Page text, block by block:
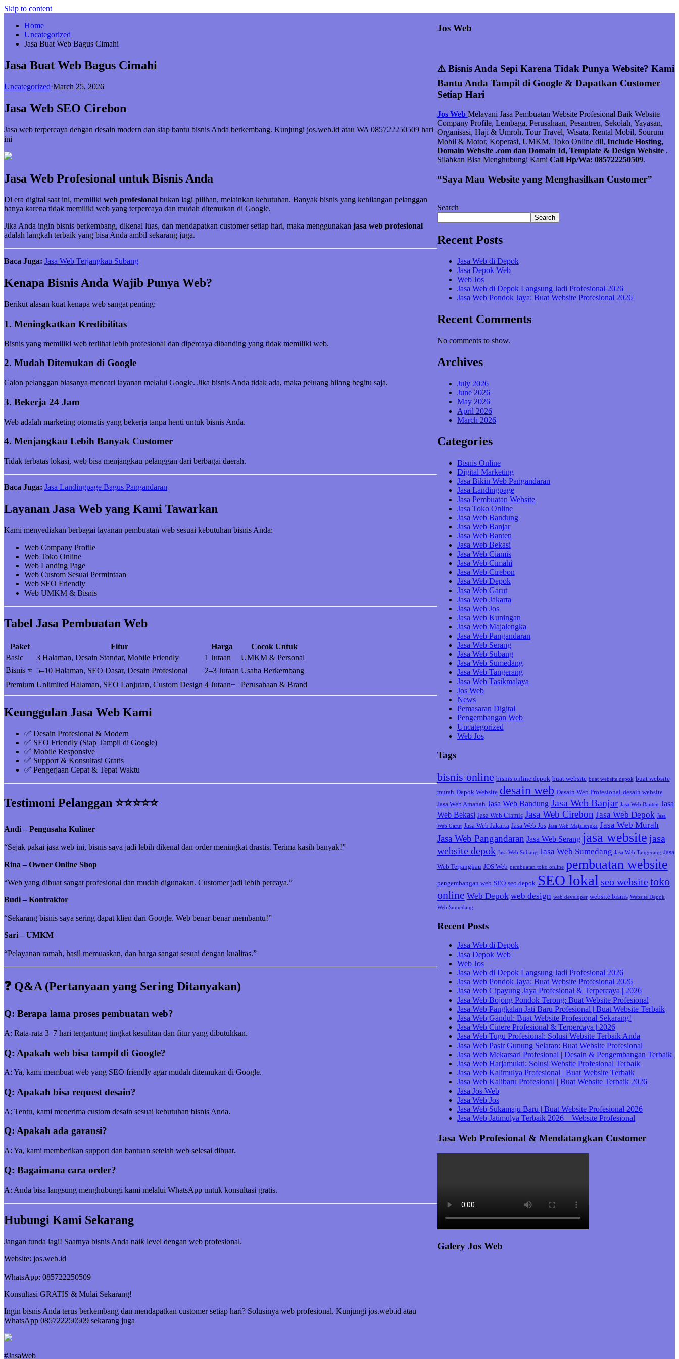
Skip to content
Home
Uncategorized
Jasa Buat Web Bagus Cimahi
Jasa Buat Web Bagus Cimahi
Uncategorized·March 25, 2026
Jasa Web SEO Cirebon
Jasa web terpercaya dengan desain modern dan siap bantu bisnis Anda berkembang. Kunjungi jos.web.id atau WA 085722250509 hari
ini
Jasa Web Profesional untuk Bisnis Anda
Di era digital saat ini, memiliki web profesional bukan lagi pilihan, melainkan kebutuhan. Banyak bisnis yang kehilangan pelanggan
hanya karena tidak memiliki web yang terpercaya dan mudah ditemukan di Google.
Jika Anda ingin bisnis berkembang, dikenal luas, dan mendapatkan customer setiap hari, maka menggunakan jasa web profesional
adalah langkah terbaik yang bisa Anda ambil sekarang juga.
Baca Juga: Jasa Web Terjangkau Subang
Kenapa Bisnis Anda Wajib Punya Web?
Berikut alasan kuat kenapa web sangat penting:
1. Meningkatkan Kredibilitas
Bisnis yang memiliki web terlihat lebih profesional dan dipercaya dibanding yang tidak memiliki web.
2. Mudah Ditemukan di Google
Calon pelanggan biasanya mencari layanan melalui Google. Jika bisnis Anda tidak ada, maka peluang hilang begitu saja.
3. Bekerja 24 Jam
Web adalah marketing otomatis yang bekerja tanpa henti untuk bisnis Anda.
4. Menjangkau Lebih Banyak Customer
Tidak terbatas lokasi, web bisa menjangkau pelanggan dari berbagai daerah.
Baca Juga: Jasa Landingpage Bagus Pangandaran
Layanan Jasa Web yang Kami Tawarkan
Kami menyediakan berbagai layanan pembuatan web sesuai kebutuhan bisnis Anda:
Web Company Profile
Web Toko Online
Web Landing Page
Web Custom Sesuai Permintaan
Web SEO Friendly
Web UMKM & Bisnis
Tabel Jasa Pembuatan Web
Paket Fitur Harga
Cocok Untuk
Basic
3 Halaman, Desain Standar, Mobile Friendly 1 Jutaan
UMKM & Personal
Bisnis ⭐ 5–10 Halaman, SEO Dasar, Desain Profesional 2–3 Jutaan Usaha Berkembang
Premium Unlimited Halaman, SEO Lanjutan, Custom Design 4 Jutaan+ Perusahaan & Brand
Keunggulan Jasa Web Kami
✅ Desain Profesional & Modern
✅ SEO Friendly (Siap Tampil di Google)
✅ Mobile Responsive
✅ Support & Konsultasi Gratis
✅ Pengerjaan Cepat & Tepat Waktu
Testimoni Pelanggan ⭐⭐⭐⭐⭐
Andi – Pengusaha Kuliner
“Sejak pakai jasa web ini, bisnis saya jadi lebih dikenal dan order meningkat drastis. Terima kasih banyak!”
Rina – Owner Online Shop
“Web yang dibuat sangat profesional dan mudah digunakan. Customer jadi lebih percaya.”
Budi – Kontraktor
“Sekarang bisnis saya sering dapat klien dari Google. Web benar-benar membantu!”
Sari – UMKM
“Pelayanan ramah, hasil memuaskan, dan harga sangat sesuai dengan kualitas.”
❓ Q&A (Pertanyaan yang Sering Ditanyakan)
Q: Berapa lama proses pembuatan web?
A: Rata-rata 3–7 hari tergantung tingkat kesulitan dan fitur yang dibutuhkan.
Q: Apakah web bisa tampil di Google?
A: Ya, kami membuat web yang SEO friendly agar mudah ditemukan di Google.
Q: Apakah bisa request desain?
A: Tentu, kami menerima custom desain sesuai kebutuhan bisnis Anda.
Q: Apakah ada garansi?
A: Ya, kami memberikan support dan bantuan setelah web selesai dibuat.
Q: Bagaimana cara order?
A: Anda bisa langsung menghubungi kami melalui WhatsApp untuk konsultasi gratis.
Hubungi Kami Sekarang
Jangan tunda lagi! Saatnya bisnis Anda naik level dengan web profesional.
Website: jos.web.id
WhatsApp: 085722250509
Konsultasi GRATIS & Mulai Sekarang!
Ingin bisnis Anda terus berkembang dan mendapatkan customer setiap hari? Solusinya web profesional. Kunjungi jos.web.id atau
WhatsApp 085722250509 sekarang juga
#JasaWeb
Jos Web
⚠️ Bisnis Anda Sepi Karena Tidak Punya Website? Kami
Bantu Anda Tampil di Google & Dapatkan Customer
Setiap Hari
Jos Web Melayani Jasa Pembuatan Website Profesional Baik Website
Company Profile, Lembaga, Perusahaan, Pesantren, Sekolah, Yayasan,
Organisasi, Haji & Umroh, Tour Travel, Wisata, Rental Mobil, Sourum
Mobil & Motor, Koperasi, UMKM, Toko Online dll, Include Hosting,
Domain Website .com dan Domain Id, Template & Design Website .
Silahkan Bisa Menghubungi Kami Call Hp/Wa: 085722250509.
“Saya Mau Website yang Menghasilkan Customer”
Search
Search
Recent Posts
Jasa Web di Depok
Jasa Depok Web
Web Jos
Jasa Web di Depok Langsung Jadi Profesional 2026
Jasa Web Pondok Jaya: Buat Website Profesional 2026
Recent Comments
No comments to show.
Archives
July 2026
June 2026
May 2026
April 2026
March 2026
Categories
Bisnis Online
Digital Marketing
Jasa Bikin Web Pangandaran
Jasa Landingpage
Jasa Pembuatan Website
Jasa Toko Online
Jasa Web Bandung
Jasa Web Banjar
Jasa Web Banten
Jasa Web Bekasi
Jasa Web Ciamis
Jasa Web Cimahi
Jasa Web Cirebon
Jasa Web Depok
Jasa Web Garut
Jasa Web Jakarta
Jasa Web Jos
Jasa Web Kuningan
Jasa Web Majalengka
Jasa Web Pangandaran
Jasa Web Serang
Jasa Web Subang
Jasa Web Sumedang
Jasa Web Tangerang
Jasa Web Tasikmalaya
Jos Web
News
Pemasaran Digital
Pengembangan Web
Uncategorized
Web Jos
Tags
bisnis online bisnis online depok buat website buat website depok buat website
murah Depok Website desain web Desain Web Profesional desain website
Jasa Web Amanah Jasa Web Bandung Jasa Web Banjar Jasa Web Banten Jasa
Web Bekasi Jasa Web Ciamis Jasa Web Cirebon Jasa Web Depok Jasa
Web Garut Jasa Web Jakarta Jasa Web Jos Jasa Web Majalengka Jasa Web Murah
Jasa Web Pangandaran Jasa Web Serang jasa website jasa
website depok Jasa Web Subang Jasa Web Sumedang Jasa Web Tangerang Jasa
Web Terjangkau JOS Web pembuatan toko online pembuatan website
pengembangan web SEO seo depok SEO lokal seo website toko
online Web Depok web design web developer website bisnis Website Depok
Web Sumedang
Recent Posts
Jasa Web di Depok
Jasa Depok Web
Web Jos
Jasa Web di Depok Langsung Jadi Profesional 2026
Jasa Web Pondok Jaya: Buat Website Profesional 2026
Jasa Web Cipayung Jaya Profesional & Terpercaya | 2026
Jasa Web Bojong Pondok Terong: Buat Website Profesional
Jasa Web Pangkalan Jati Baru Profesional | Buat Website Terbaik
Jasa Web Gandul: Buat Website Profesional Sekarang!
Jasa Web Cinere Profesional & Terpercaya | 2026
Jasa Web Tugu Profesional: Solusi Website Terbaik Anda
Jasa Web Pasir Gunung Selatan: Buat Website Profesional
Jasa Web Mekarsari Profesional | Desain & Pengembangan Terbaik
Jasa Web Harjamukti: Solusi Website Profesional Terbaik
Jasa Web Kalimulya Profesional | Buat Website Terbaik
Jasa Web Kalibaru Profesional | Buat Website Terbaik 2026
Jasa Jos Web
Jasa Web Jos
Jasa Web Sukamaju Baru | Buat Website Profesional 2026
Jasa Web Jatimulya Terbaik 2026 – Website Profesional
Jasa Web Profesional & Mendatangkan Customer
Galery Jos Web